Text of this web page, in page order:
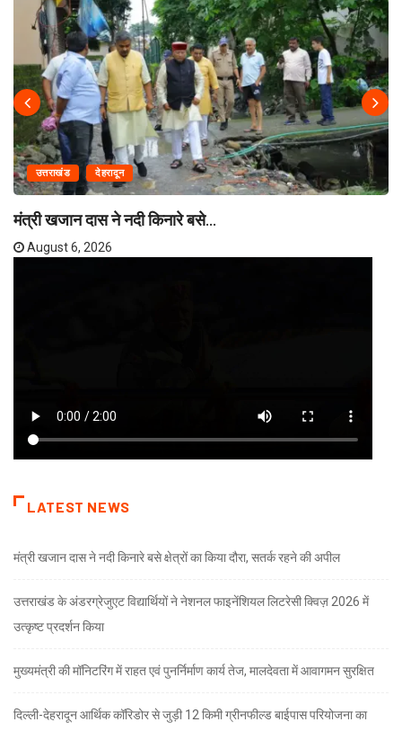
उत्तराखंड देहरादून
मंत्री खजान दास ने नदी किनारे बसे...
August 6, 2026
LATEST NEWS
मंत्री खजान दास ने नदी किनारे बसे क्षेत्रों का किया दौरा, सतर्क रहने की अपील
उत्तराखंड के अंडरग्रेजुएट विद्यार्थियों ने नेशनल फाइनेंशियल लिटरेसी क्विज़ 2026 में
उत्कृष्ट प्रदर्शन किया
मुख्यमंत्री की मॉनिटरिंग में राहत एवं पुनर्निर्माण कार्य तेज, मालदेवता में आवागमन सुरक्षित
दिल्ली-देहरादून आर्थिक कॉरिडोर से जुड़ी 12 किमी ग्रीनफील्ड बाईपास परियोजना का